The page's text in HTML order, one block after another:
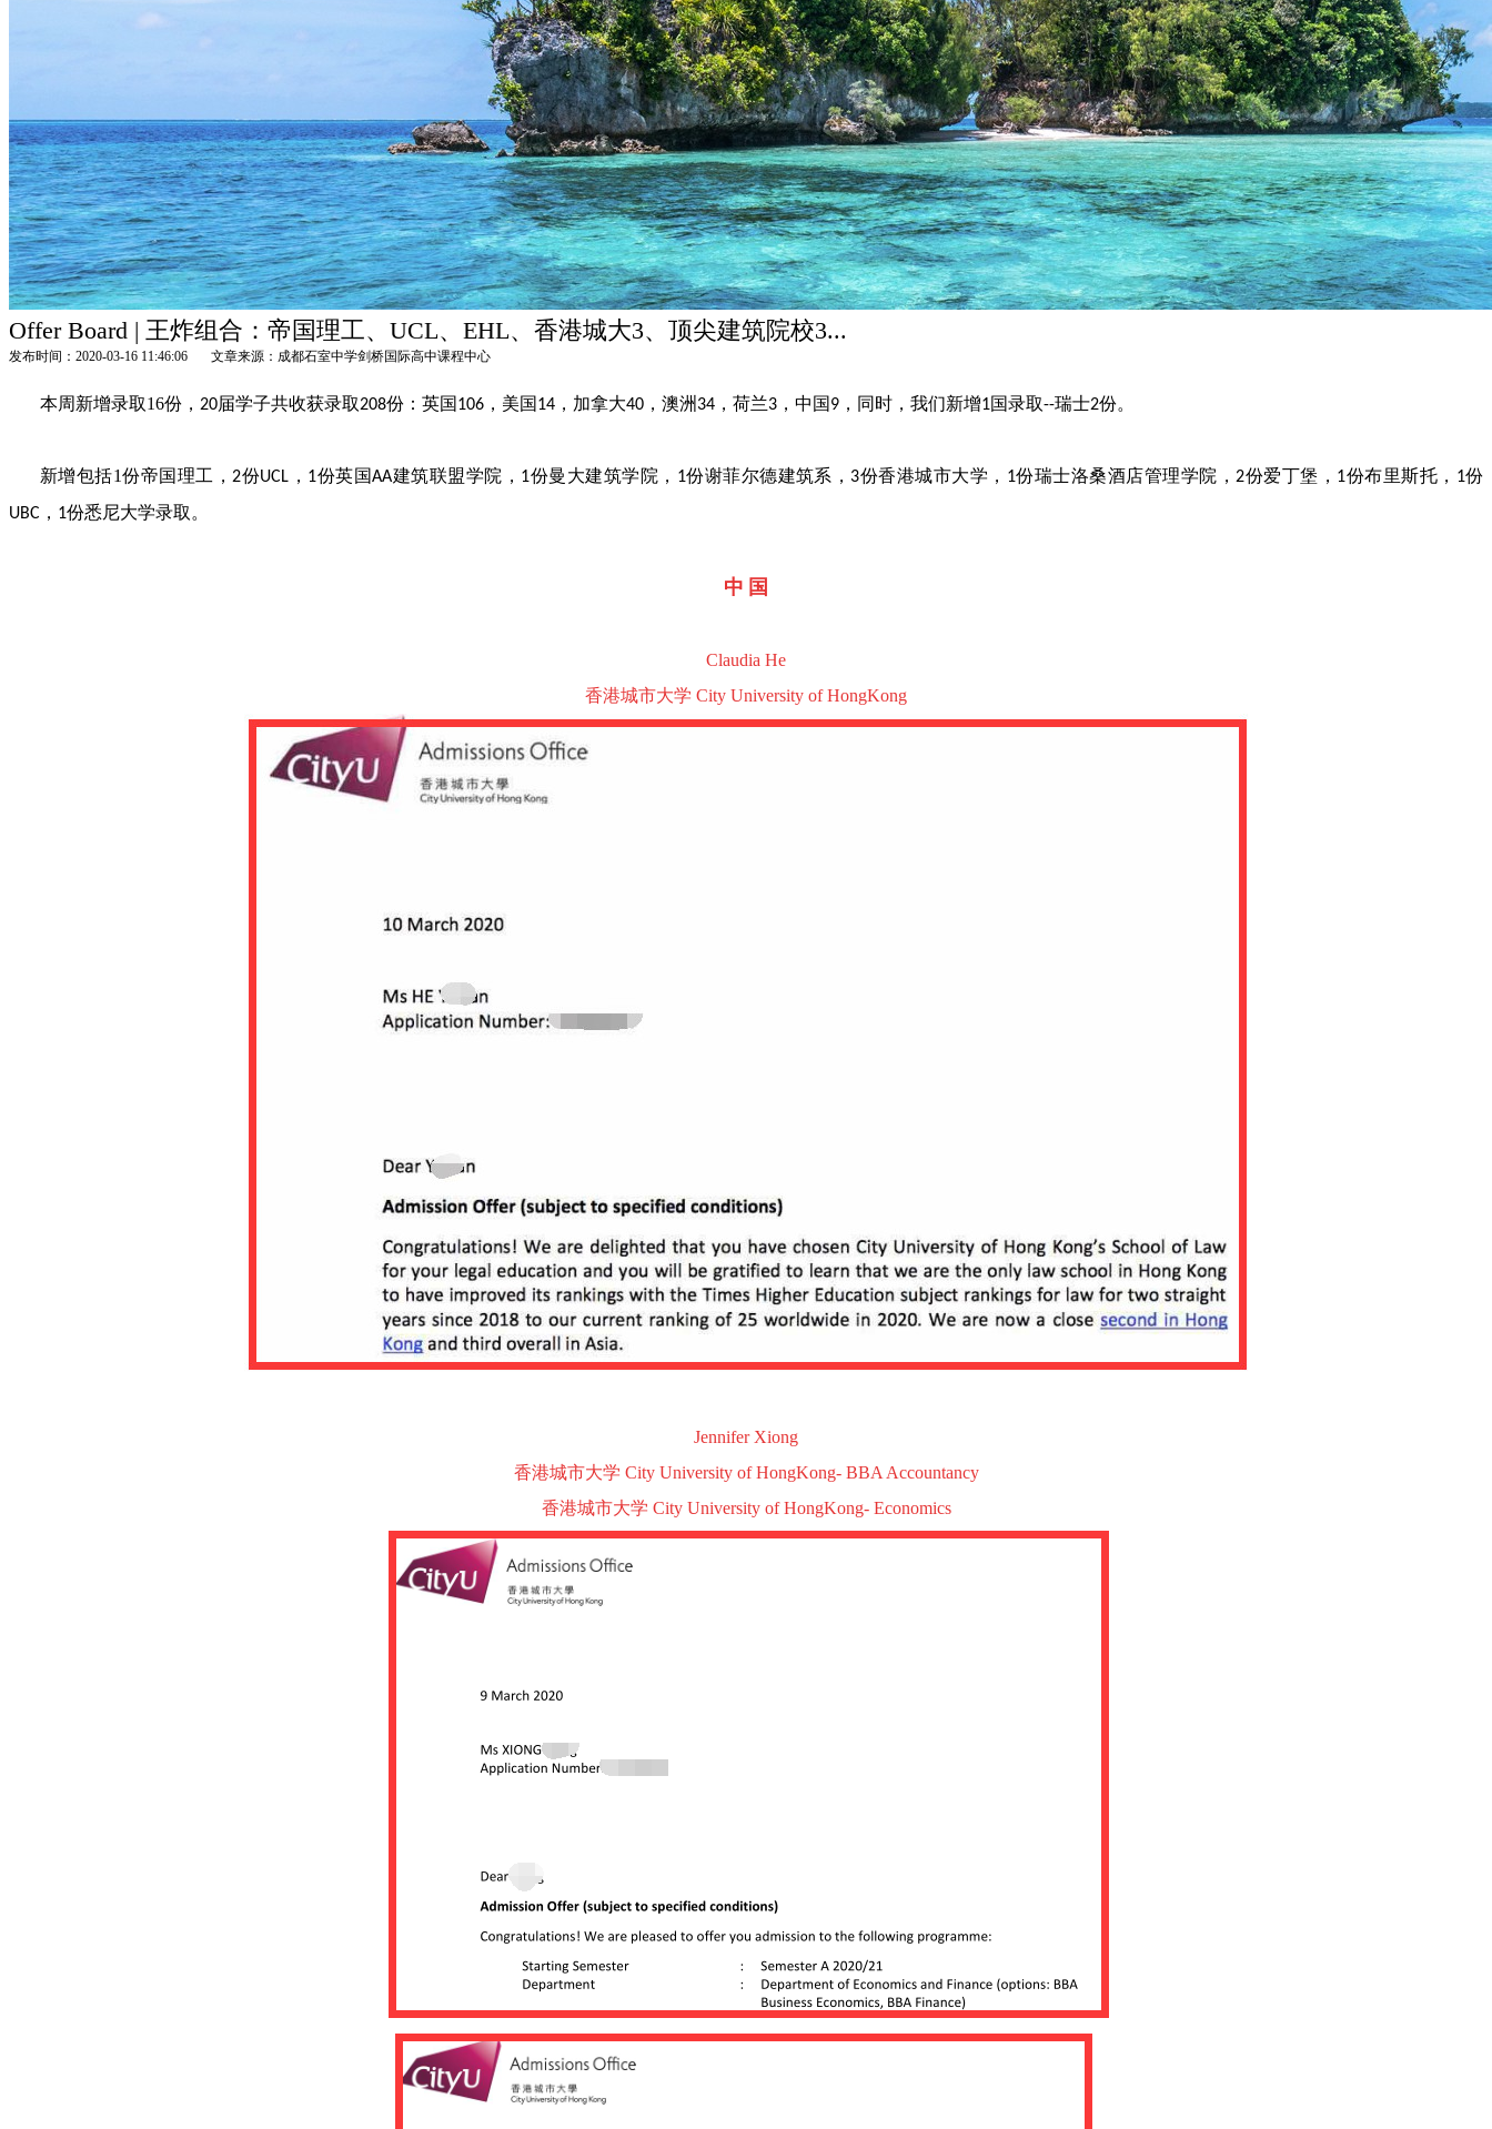
Offer Board | 王炸组合：帝国理工、UCL、EHL、香港城大3、顶尖建筑院校3...
发布时间：2020-03-16 11:46:06 文章来源：成都石室中学剑桥国际高中课程中心
本周新增录取16份， 20届学子共收获录取208份：英国106 ，美国14 ，加拿大40 ，澳洲 34 ，荷兰3 ，中国9 ，同时，我们新增1国录取--瑞士2份。
新增包括1份帝国理工， 2份UCL ， 1份英国AA建筑联盟学院， 1份曼大建筑学院， 1份谢菲尔德建筑系， 3份香港城市大学， 1份瑞士洛桑酒店管理学院， 2份爱丁堡， 1份布里斯托， 1份
UBC ， 1份悉尼大学录取。
中 国
Claudia He
香港城市大学 City University of HongKong
Jennifer Xiong
香港城市大学 City University of HongKong- BBA Accountancy
香港城市大学 City University of HongKong- Economics